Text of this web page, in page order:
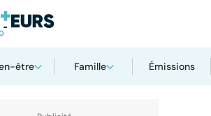
être Famille Émissions